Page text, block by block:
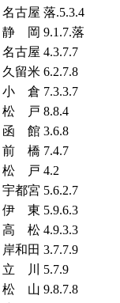
名古屋 落.5.3.4
静 岡 9.1.7.落
名古屋 4.3.7.7
久留米 6.2.7.8
小 倉 7.3.3.7
松 戸 8.8.4
函 館 3.6.8
前 橋 7.4.7
松 戸 4.2
宇都宮 5.6.2.7
伊 東 5.9.6.3
高 松 4.9.3.3
岸和田 3.7.7.9
立 川
5.7.9
松 山 9.8.7.8